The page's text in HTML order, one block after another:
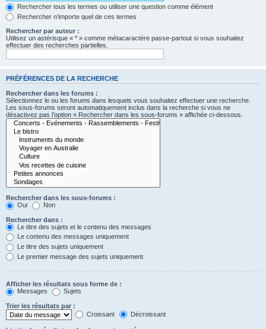
Rechercher tous les termes ou utiliser une question comme élément
Rechercher n’importe quel de ces termes
Rechercher par auteur :
Utilisez un astérisque « * » comme métacaractère passe-partout si vous souhaitez
effectuer des recherches partielles.
PRÉFÉRENCES DE LA RECHERCHE
Rechercher dans les forums :
Sélectionnez le ou les forums dans lesquels vous souhaitez effectuer une recherche.
Les sous-forums seront automatiquement inclus dans la recherche si vous ne
désactivez pas l’option « Rechercher dans les sous-forums » affichée ci-dessous.
Rechercher dans les sous-forums :
Oui
Non
Rechercher dans :
Le titre des sujets et le contenu des messages
Le contenu des messages uniquement
Le titre des sujets uniquement
Le premier message des sujets uniquement
Afficher les résultats sous forme de :
Messages
Sujets
Trier les résultats par :
Croissant
Décroissant